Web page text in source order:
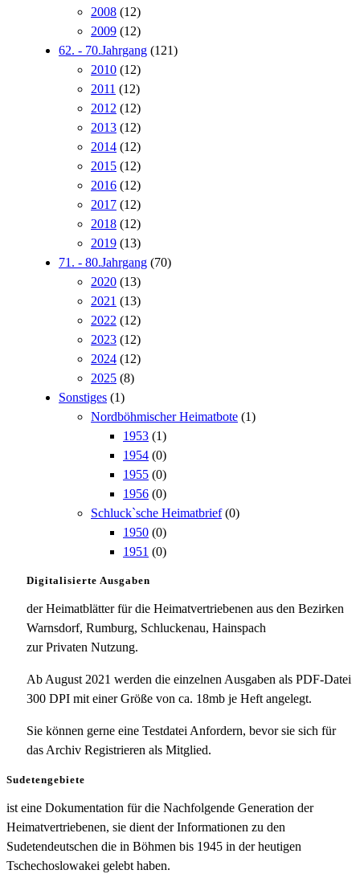
2008 (12)
2009 (12)
62. - 70.Jahrgang (121)
2010 (12)
2011 (12)
2012 (12)
2013 (12)
2014 (12)
2015 (12)
2016 (12)
2017 (12)
2018 (12)
2019 (13)
71. - 80.Jahrgang (70)
2020 (13)
2021 (13)
2022 (12)
2023 (12)
2024 (12)
2025 (8)
Sonstiges (1)
Nordböhmischer Heimatbote (1)
1953 (1)
1954 (0)
1955 (0)
1956 (0)
Schluck`sche Heimatbrief (0)
1950 (0)
1951 (0)
Digitalisierte Ausgaben
der Heimatblätter für die Heimatvertriebenen aus den Bezirken
Warnsdorf, Rumburg, Schluckenau, Hainspach
zur Privaten Nutzung.
Ab August 2021 werden die einzelnen Ausgaben als PDF-Datei
300 DPI mit einer Größe von ca. 18mb je Heft angelegt.
Sie können gerne eine Testdatei Anfordern, bevor sie sich für
das Archiv Registrieren als Mitglied.
Sudetengebiete
ist eine Dokumentation für die Nachfolgende Generation der
Heimatvertriebenen, sie dient der Informationen zu den
Sudetendeutschen die in Böhmen bis 1945 in der heutigen
Tschechoslowakei gelebt haben.